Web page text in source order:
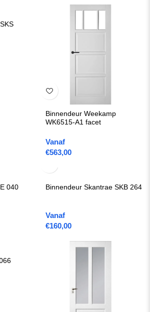
Binnendeur Weekamp
WK6515-A1 facet
Vanaf
€563,00
040
Binnendeur Skantrae SKB 264
Vanaf
€160,00